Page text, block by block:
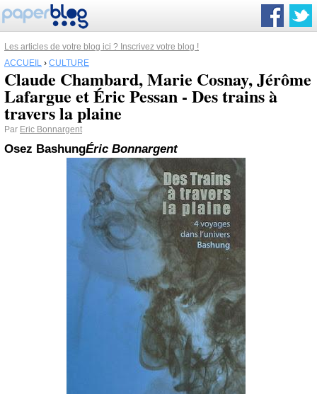
Les articles de votre blog ici ? Inscrivez votre blog !
ACCUEIL › CULTURE
Claude Chambard, Marie Cosnay, Jérôme
Lafargue et Éric Pessan - Des trains à
travers la plaine
Par Eric Bonnargent
Osez BashungÉric Bonnargent